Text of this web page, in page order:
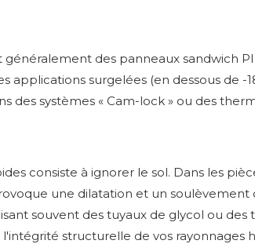
généralement des panneaux sandwich
surgelées (en dessous de -
des systèmes « Cam-lock » ou des
consiste à ignorer le sol. Dans les
une dilatation et un
souvent des tuyaux de glycol ou
structurelle de vos rayonnages